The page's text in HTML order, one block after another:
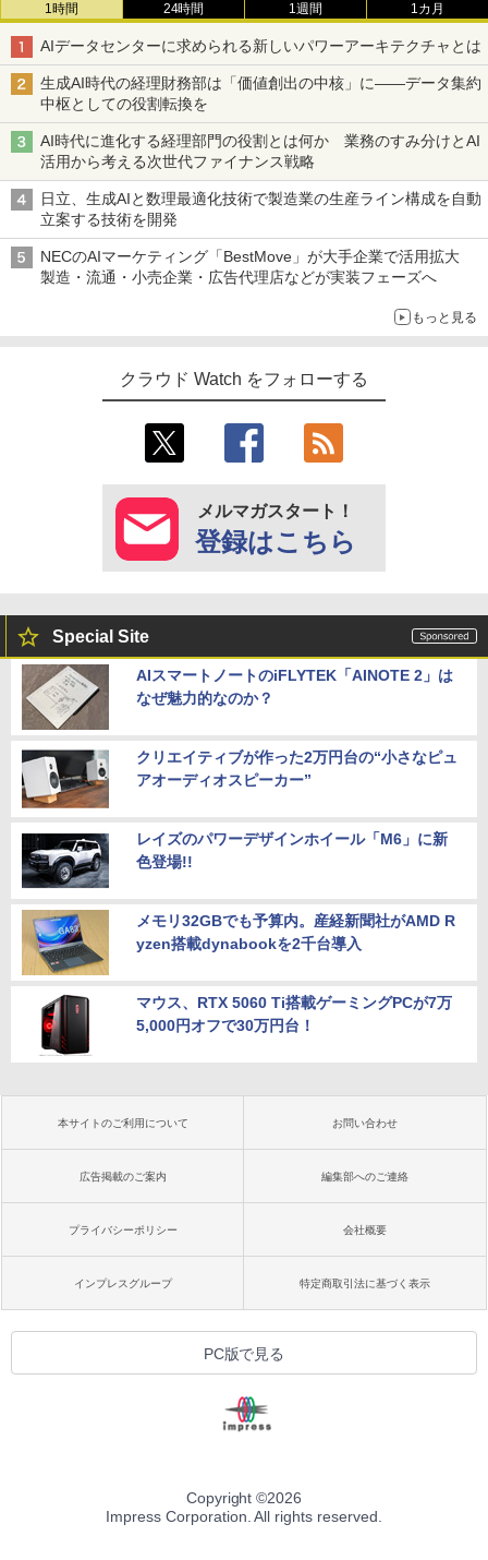
1時間 24時間 1週間 1カ月
AIデータセンターに求められる新しいパワーアーキテクチャとは
生成AI時代の経理財務部は「価値創出の中核」に――データ集約
中枢としての役割転換を
AI時代に進化する経理部門の役割とは何か 業務のすみ分けとAI
活用から考える次世代ファイナンス戦略
日立、生成AIと数理最適化技術で製造業の生産ライン構成を自動
立案する技術を開発
NECのAIマーケティング「BestMove」が大手企業で活用拡大
製造・流通・小売企業・広告代理店などが実装フェーズへ
もっと見る
クラウド Watch をフォローする
メルマガスタート！
登録はこちら
Special Site
AIスマートノートのiFLYTEK「AINOTE 2」は
なぜ魅力的なのか？
クリエイティブが作った2万円台の“小さなピュ
アオーディオスピーカー”
レイズのパワーデザインホイール「M6」に新
色登場!!
メモリ32GBでも予算内。産経新聞社がAMD R
yzen搭載dynabookを2千台導入
マウス、RTX 5060 Ti搭載ゲーミングPCが7万
5,000円オフで30万円台！
本サイトのご利用について お問い合わせ
広告掲載のご案内 編集部へのご連絡
プライバシーポリシー 会社概要
インプレスグループ 特定商取引法に基づく表示
PC版で見る
Copyright ©2026
Impress Corporation. All rights reserved.